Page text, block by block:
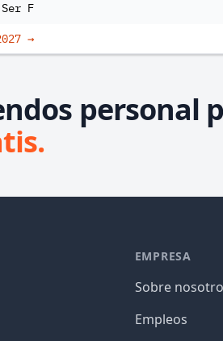
Ser F
→
personal
EMPRESA
Sobre
Empleos